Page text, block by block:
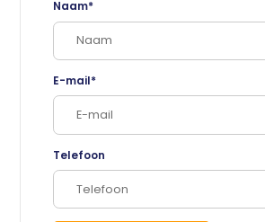
Naam*
E-mail*
Telefoon